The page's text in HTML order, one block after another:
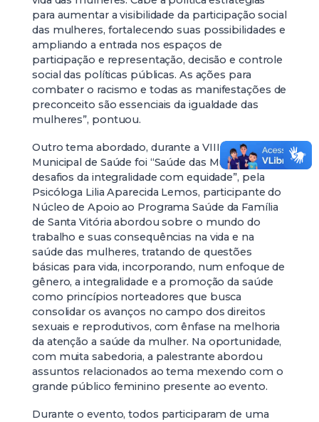
para aumentar a visibilidade da participação social
das mulheres, fortalecendo suas possibilidades e
ampliando a entrada nos espaços de
participação e representação, decisão e controle
social das políticas públicas. As ações para
combater o racismo e todas as manifestações de
preconceito são essenciais da igualdade das
mulheres”, pontuou.
Outro tema abordado, durante a VIII Conferência
Municipal de Saúde foi “Saúde das Mulheres:
desafios da integralidade com equidade”, pela
Psicóloga Lilia Aparecida Lemos, participante do
Núcleo de Apoio ao Programa Saúde da Família
de Santa Vitória abordou sobre o mundo do
trabalho e suas consequências na vida e na
saúde das mulheres, tratando de questões
básicas para vida, incorporando, num enfoque de
gênero, a integralidade e a promoção da saúde
como princípios norteadores que busca
consolidar os avanços no campo dos direitos
sexuais e reprodutivos, com ênfase na melhoria
da atenção a saúde da mulher. Na oportunidade,
com muita sabedoria, a palestrante abordou
assuntos relacionados ao tema mexendo com o
grande público feminino presente ao evento.
Durante o evento, todos participaram de uma